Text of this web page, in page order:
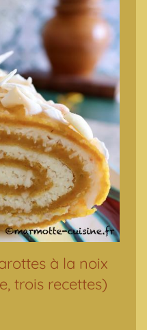
à la noix
trois recettes)